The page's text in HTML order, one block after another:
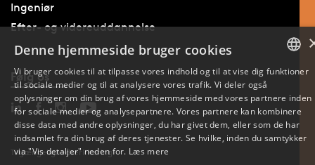
Ingeniør
Efter- og videreuddannelse
Følg os
Tilgængelighedserklæring
ENGLISH
Denne hjemmeside bruger cookies
Vi bruger cookies til at tilpasse vores indhold og til at vise dig funktioner
til sociale medier og til at analysere vores trafik. Vi deler også
oplysninger om din brug af vores hjemmeside med vores partnere inden
for sociale medier og analysepartnere. Vores partnere kan kombinere
disse data med andre oplysninger, du har givet dem, eller som de har
indsamlet fra din brug af deres tjenester. Se hvilke, inden du samtykker
via "Vis detaljer" neden for. Læs mere